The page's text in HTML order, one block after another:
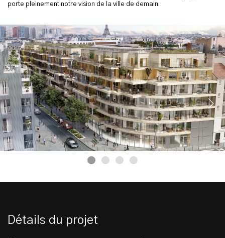
porte pleinement notre vision de la ville de demain.
Détails du projet